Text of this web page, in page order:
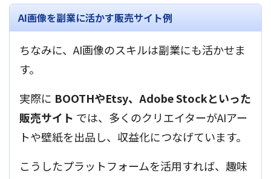
AI画像を副業に活かす販売サイト例
ちなみに、AI画像のスキルは副業にも活かせま
す。
実際に BOOTHやEtsy、Adobe Stockといった
販売サイト では、多くのクリエイターがAIアー
トや壁紙を出品し、収益化につなげています。
こうしたプラットフォームを活用すれば、趣味